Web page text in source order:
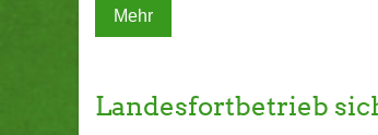
Mehr
Landesfortbetrieb